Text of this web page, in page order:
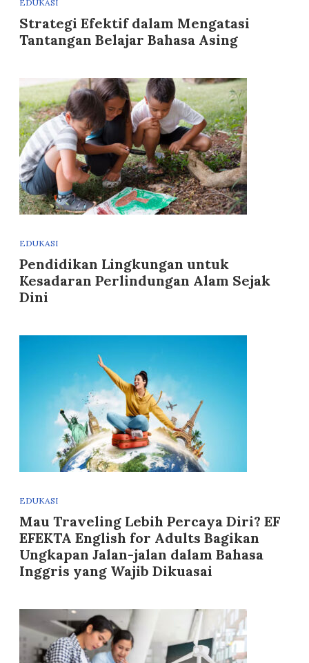
EDUKASI
Strategi Efektif dalam Mengatasi
Tantangan Belajar Bahasa Asing
EDUKASI
Pendidikan Lingkungan untuk
Kesadaran Perlindungan Alam Sejak
Dini
EDUKASI
Mau Traveling Lebih Percaya Diri? EF
EFEKTA English for Adults Bagikan
Ungkapan Jalan-jalan dalam Bahasa
Inggris yang Wajib Dikuasai